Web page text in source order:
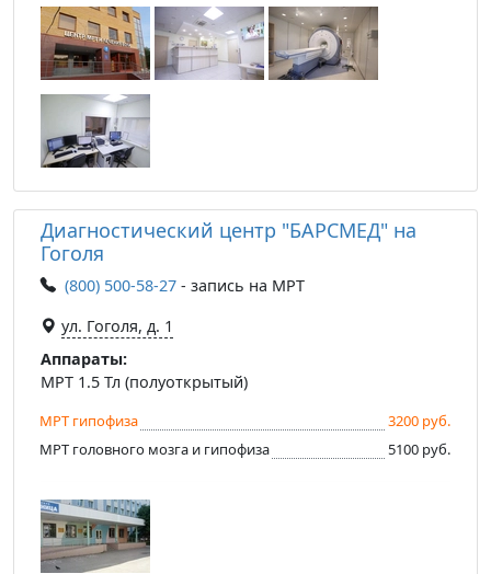
Диагностический центр "БАРСМЕД" на
Гоголя
(800) 500-58-27 - запись на МРТ
ул. Гоголя, д. 1
Аппараты:
МРТ 1.5 Тл (полуоткрытый)
МРТ гипофиза
3200 руб.
МРТ головного мозга и гипофиза
5100 руб.